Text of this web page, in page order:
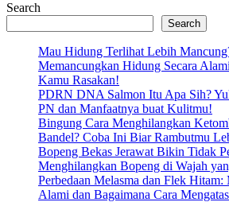
Search
Search
Mau Hidung Terlihat Lebih
Memancungkan Hidung Secara
Kamu Rasakan!
PDRN DNA Salmon Itu Apa Sih?
PN dan Manfaatnya buat Kulitmu!
Bingung Cara Menghilangkan
Bandel? Coba Ini Biar Rambutmu
Bopeng Bekas Jerawat Bikin Tidak
Menghilangkan Bopeng di Wajah
Perbedaan Melasma dan Flek Hitam:
Alami dan Bagaimana Cara